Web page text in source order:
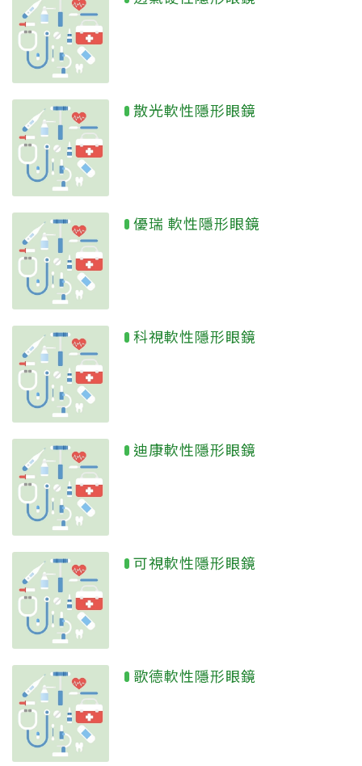
散光軟性隱形眼鏡
優瑞 軟性隱形眼鏡
科視軟性隱形眼鏡
迪康軟性隱形眼鏡
可視軟性隱形眼鏡
歌德軟性隱形眼鏡